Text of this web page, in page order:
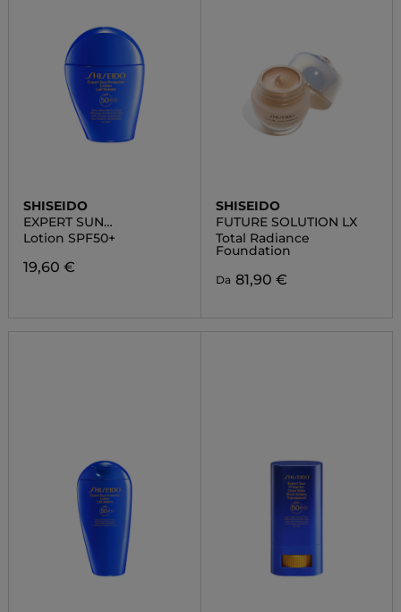
SHISEIDO
EXPERT SUN
PROTECTOR
Lotion SPF50+
19,60 €
SHISEIDO
FUTURE SOLUTION LX
Total Radiance
Foundation
Da 81,90 €